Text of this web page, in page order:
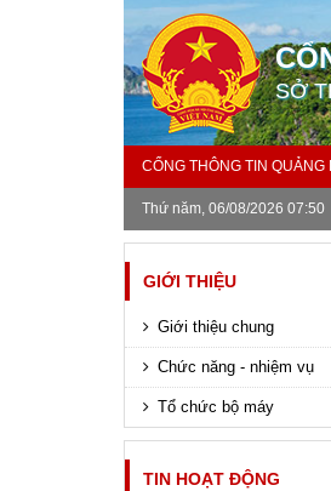
SỞ
CỔNG THÔNG TIN QUẢNG
Thứ năm, 06/08/2026 07:50
GIỚI THIỆU
Giới thiệu chung
Chức năng - nhiệm vụ
Tổ chức bộ máy
TIN HOẠT ĐỘNG